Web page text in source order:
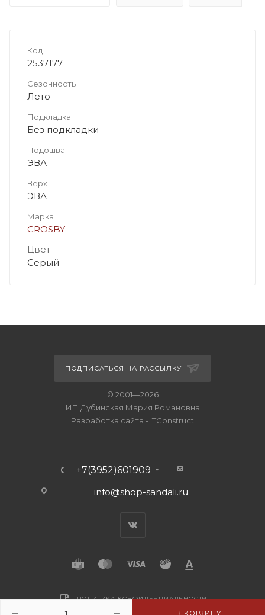
В КОРЗИНУ
Код
2537177
Сезонность
Лето
Подкладка
Без подкладки
Подошва
ЭВА
Верх
ЭВА
Марка
CROSBY
Цвет
Серый
ПОДПИСАТЬСЯ НА РАССЫЛКУ
© 2001—2026
ИП Дубинская Мария Романовна
Разработка сайта - ITConstruct
+7(3952)601909
info@shop-sandali.ru
ПОЛИТИКА КОНФИДЕНЦИАЛЬНОСТИ